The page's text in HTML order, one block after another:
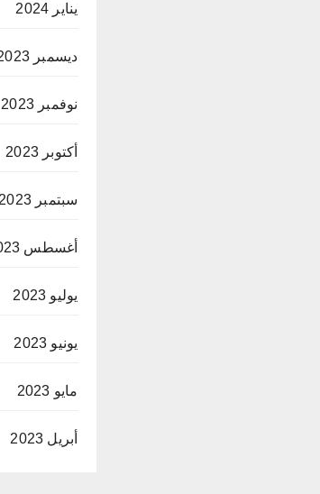
يناير 2024
ديسمبر 2023
نوفمبر 2023
أكتوبر 2023
سبتمبر 2023
أغسطس 2023
يوليو 2023
يونيو 2023
مايو 2023
أبريل 2023